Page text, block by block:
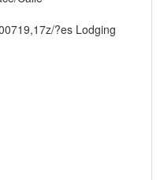
?es Lodging